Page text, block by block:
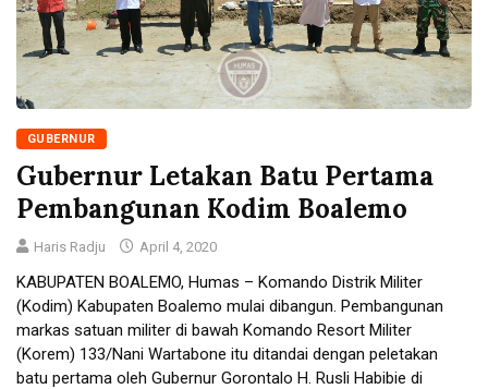
GUBERNUR
Gubernur Letakan Batu Pertama
Pembangunan Kodim Boalemo
Haris Radju April 4, 2020
KABUPATEN BOALEMO, Humas – Komando Distrik Militer
(Kodim) Kabupaten Boalemo mulai dibangun. Pembangunan
markas satuan militer di bawah Komando Resort Militer
(Korem) 133/Nani Wartabone itu ditandai dengan peletakan
batu pertama oleh Gubernur Gorontalo H. Rusli Habibie di